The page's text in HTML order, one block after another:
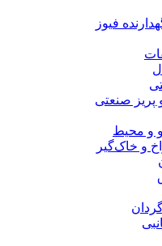
فیوز
پریز صنعتی
و محیط
و خاک‌گیر